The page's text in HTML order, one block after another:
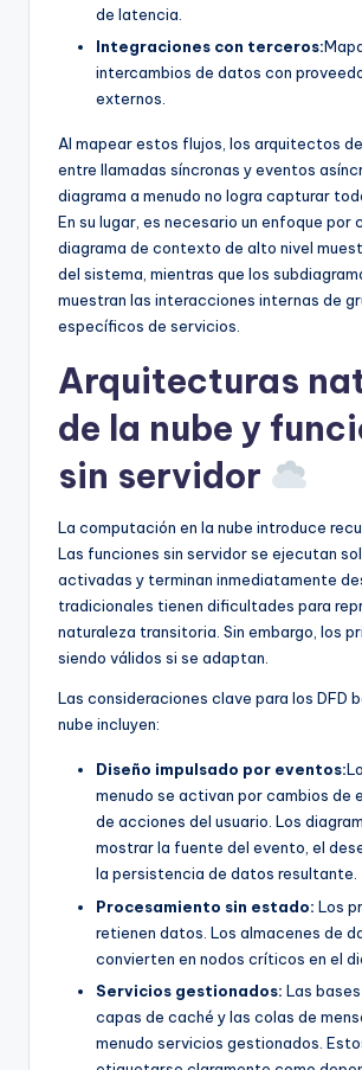
de latencia.
Integraciones con terceros:
intercambios de datos con
externos.
Al mapear estos flujos, los arquitectos
entre llamadas síncronas y eventos
diagrama a menudo no logra capturar
En su lugar, es necesario un enfoque por
diagrama de contexto de alto nivel
del sistema, mientras que los
muestran las interacciones internas de
específicos de servicios.
Arquitecturas
de la nube y
sin servidor
La computación en la nube introduce
Las funciones sin servidor se ejecutan
activadas y terminan inmediatamente
tradicionales tienen dificultades para
naturaleza transitoria. Sin embargo, los
siendo válidos si se adaptan.
Las consideraciones clave para los DFD
nube incluyen:
Diseño impulsado por eventos:
menudo se activan por cambios de
de acciones del usuario. Los
mostrar la fuente del evento, el
la persistencia de datos resultante.
Procesamiento sin estado: Los
retienen datos. Los almacenes de
convierten en nodos críticos en el
Servicios gestionados: Las
capas de caché y las colas de
menudo servicios gestionados.